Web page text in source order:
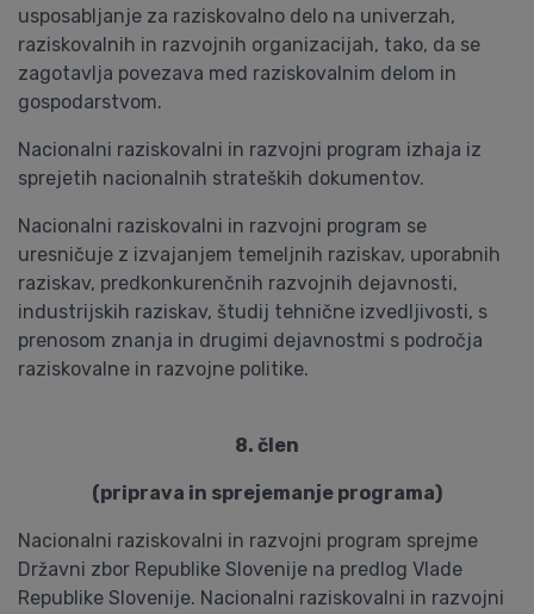
usposabljanje za raziskovalno delo na univerzah,
raziskovalnih in razvojnih organizacijah, tako, da se
zagotavlja povezava med raziskovalnim delom in
gospodarstvom.
Nacionalni raziskovalni in razvojni program izhaja iz
sprejetih nacionalnih strateških dokumentov.
Nacionalni raziskovalni in razvojni program se
uresničuje z izvajanjem temeljnih raziskav, uporabnih
raziskav, predkonkurenčnih razvojnih dejavnosti,
industrijskih raziskav, študij tehnične izvedljivosti, s
prenosom znanja in drugimi dejavnostmi s področja
raziskovalne in razvojne politike.
8. člen
(priprava in sprejemanje programa)
Nacionalni raziskovalni in razvojni program sprejme
Državni zbor Republike Slovenije na predlog Vlade
Republike Slovenije. Nacionalni raziskovalni in razvojni